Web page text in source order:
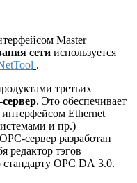
Master
сети используется
.
третьих
. Это обеспечивает
Ethernet
и пр.)
сервер разработан
редактор тэгов
OPC DA 3.0.